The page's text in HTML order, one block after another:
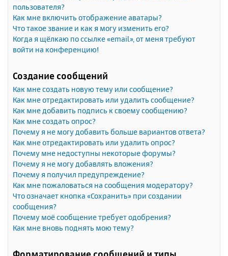
пользователя?
Как мне включить отображение аватары?
Что такое звание и как я могу изменить его?
Когда я щёлкаю по ссылке «email», от меня требуют
войти на конференцию!
Создание сообщений
Как мне создать новую тему или сообщение?
Как мне отредактировать или удалить сообщение?
Как мне добавить подпись к своему сообщению?
Как мне создать опрос?
Почему я не могу добавить больше вариантов ответа?
Как мне отредактировать или удалить опрос?
Почему мне недоступны некоторые форумы?
Почему я не могу добавлять вложения?
Почему я получил предупреждение?
Как мне пожаловаться на сообщения модератору?
Что означает кнопка «Сохранить» при создании
сообщения?
Почему моё сообщение требует одобрения?
Как мне вновь поднять мою тему?
Форматирование сообщений и типы